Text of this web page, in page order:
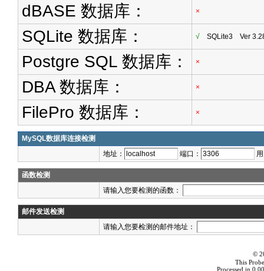
dBASE 数据库： ×
SQLite 数据库： √ SQLite3 Ver
Postgre SQL 数据库： ×
DBA 数据库： ×
FilePro 数据库： ×
MySQL数据库连接检测
地址：
端口：
函数检测
请输入您要检测的函数：
邮件发送检测
请输入您要检测的邮件地址：
©
This
Processed in